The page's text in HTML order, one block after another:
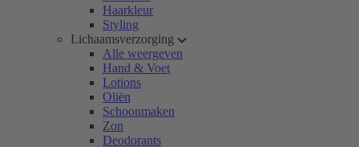
Haarkleur
Styling
Lichaamsverzorging
Alle weergeven
Hand & Voet
Lotions
Oliën
Schoonmaken
Zon
Deodorants